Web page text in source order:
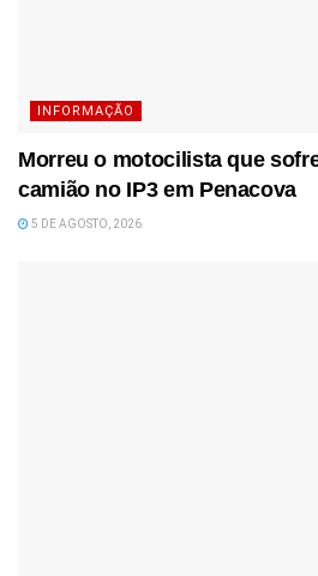
INFORMAÇÃO
Morreu o motocilista que
camião no IP3 em Penacova
5 DE AGOSTO, 2026